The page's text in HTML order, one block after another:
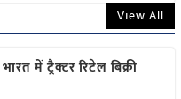
View All
में ट्रैक्टर रिटेल बिक्री